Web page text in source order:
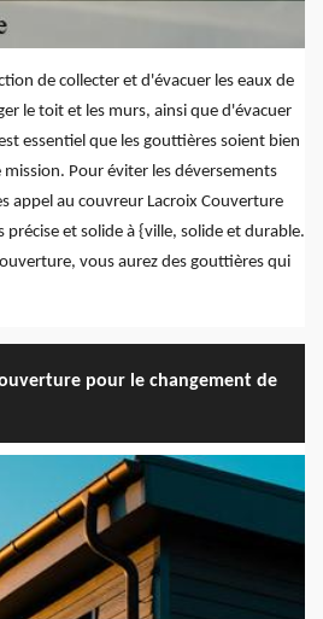
de collecter et d'évacuer les eaux de
le toit et les murs, ainsi que d'évacuer
essentiel que les gouttières soient bien
Pour éviter les déversements
appel au couvreur Lacroix Couverture
et solide à {ville, solide et durable.
vous aurez des gouttières qui
pour le changement de